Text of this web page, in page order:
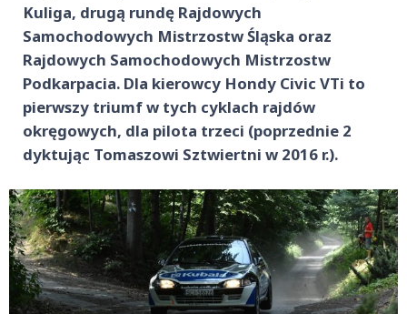
Kuliga, drugą rundę Rajdowych
Samochodowych Mistrzostw Śląska oraz
Rajdowych Samochodowych Mistrzostw
Podkarpacia. Dla kierowcy Hondy Civic VTi to
pierwszy triumf w tych cyklach rajdów
okręgowych, dla pilota trzeci (poprzednie 2
dyktując Tomaszowi Sztwiertni w 2016 r.).